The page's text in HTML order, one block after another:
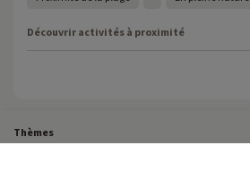
Découvrir activités à proximité
Thèmes